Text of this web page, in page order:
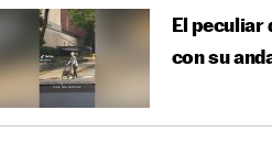
El peculiar
con su